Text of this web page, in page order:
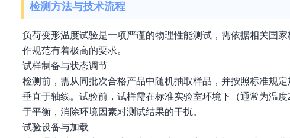
检测方法与技术流程
负荷变形温度试验是一项严谨的物理性能测试，需依据相关国
作规范有着极高的要求。
试样制备与状态调节
检测前，需从同批次合格产品中随机抽取样品，并按照标准规
垂直于轴线。试验前，试样需在标准实验室环境下（通常为温
于平衡，消除环境因素对测试结果的干扰。
试验设备与加载